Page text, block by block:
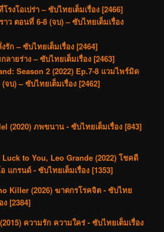
รงโอเปร่า – ซับไทยเต็มเรื่อง [2466]
ว ตอนที่ 6-8 (จบ) – ซับไทยเต็มเรื่อง
ก – ซับไทยเต็มเรื่อง [2464]
ลายร่าง – ซับไทยเต็มเรื่อง [2463]
Season 2 (2022) Ep.7-8 แวมไพร์มิด
บ) – ซับไทยเต็มเรื่อง [2462]
(2020) ภพขนาน - ซับไทยเต็มเรื่อง [843]
to You, Leo Grande (2022) โชคดี
แกรนด์ - ซับไทยเต็มเรื่อง [1353]
Killer (2026) ฆาตกรโรคจิต - ซับไทย
ง [2384]
ความรัก ความใคร่ - ซับไทยเต็มเรื่อง